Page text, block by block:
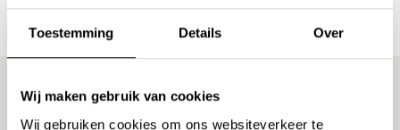
Toestemming Details Over
Wij maken gebruik van cookies
Wij gebruiken cookies om ons websiteverkeer te